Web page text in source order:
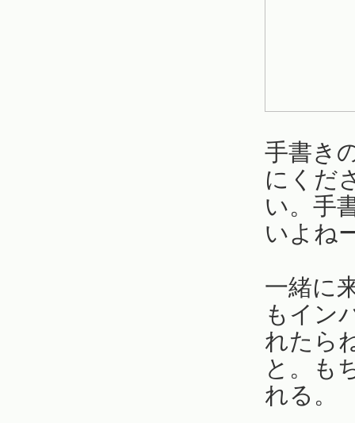
手書き
にくだ
い。手
いよね
一緒に
もイン
れたら
と。も
れる。